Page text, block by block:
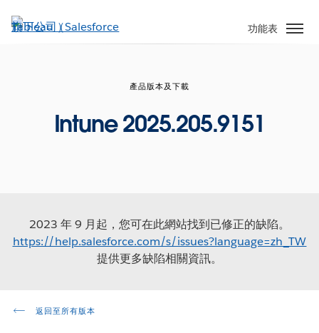
至
功能表
產品版本及下載
Intune 2025.205.9151
2023 年 9 月起，您可在此網站找到已修正的缺陷。
https://help.salesforce.com/s/issues?language=zh_TW
提供更多缺陷相關資訊。
返回至所有版本